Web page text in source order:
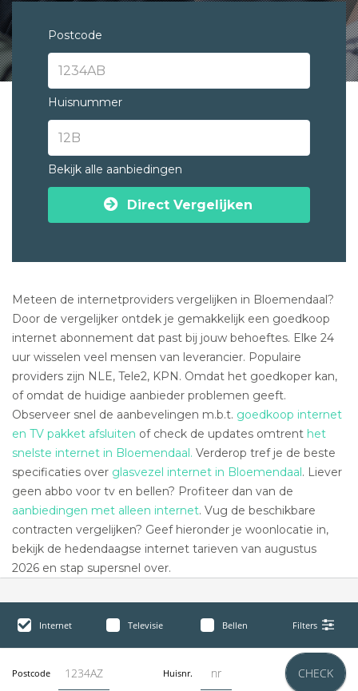
Postcode
Huisnummer
Bekijk alle aanbiedingen
Direct Vergelijken
Meteen de internetproviders vergelijken in Bloemendaal?
Door de vergelijker ontdek je gemakkelijk een goedkoop
internet abonnement dat past bij jouw behoeftes. Elke 24
uur wisselen veel mensen van leverancier. Populaire
providers zijn NLE, Tele2, KPN. Omdat het goedkoper kan,
of omdat de huidige aanbieder problemen geeft.
Observeer snel de aanbevelingen m.b.t. goedkoop internet
en TV pakket afsluiten of check de updates omtrent het
snelste internet in Bloemendaal. Verderop tref je de beste
specificaties over glasvezel internet in Bloemendaal. Liever
geen abbo voor tv en bellen? Profiteer dan van de
aanbiedingen met alleen internet. Vug de beschikbare
contracten vergelijken? Geef hieronder je woonlocatie in,
bekijk de hedendaagse internet tarieven van augustus
2026 en stap supersnel over.
Internet Televisie Bellen Filters
Postcode Huisnr. CHECK